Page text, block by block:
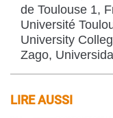
de Toulouse 1,
Université
University
Zago,
LIRE AUSSI